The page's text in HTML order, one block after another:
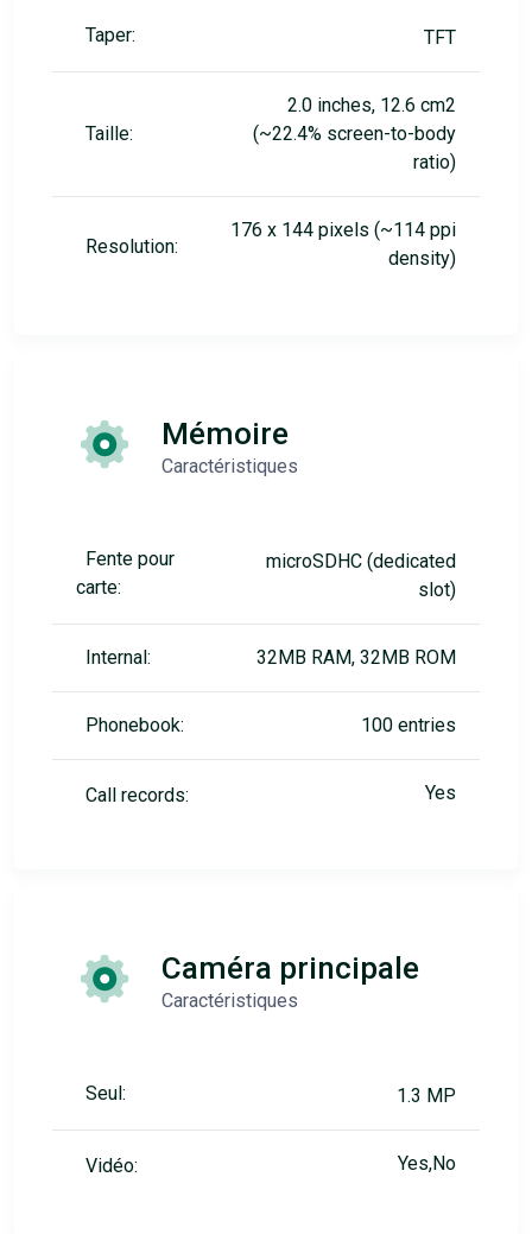
Taper: TFT
Taille:
2.0 inches, 12.6 cm2
(~22.4% screen-to-body
ratio)
Resolution:
176 x 144 pixels (~114 ppi
density)
Mémoire
Caractéristiques
Fente pour
carte:
microSDHC (dedicated
slot)
Internal: 32MB RAM, 32MB ROM
Phonebook: 100 entries
Call records: Yes
Caméra principale
Caractéristiques
Seul: 1.3 MP
Vidéo: Yes,No